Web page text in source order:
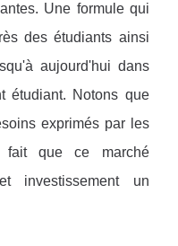
Une formule qui
des étudiants ainsi
aujourd'hui dans
étudiant. Notons que
exprimés par les
fait que ce marché
investissement un